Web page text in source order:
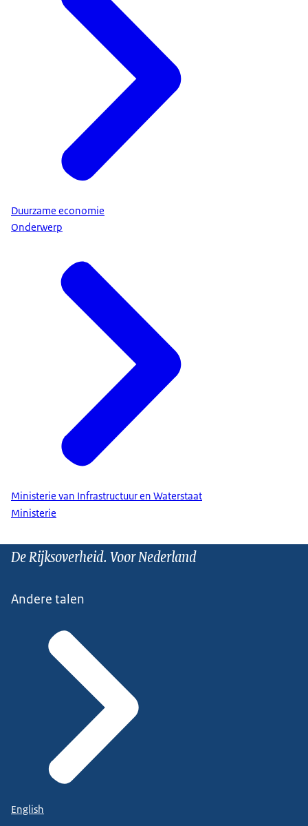
Duurzame economie
Onderwerp
Ministerie van Infrastructuur en Waterstaat
Ministerie
De Rijksoverheid. Voor Nederland
Andere talen
English